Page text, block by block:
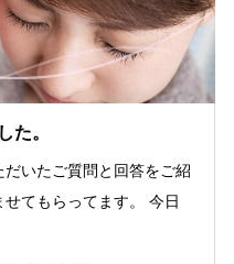
た。
いたご質問と回答をご紹
てもらってます。 今日